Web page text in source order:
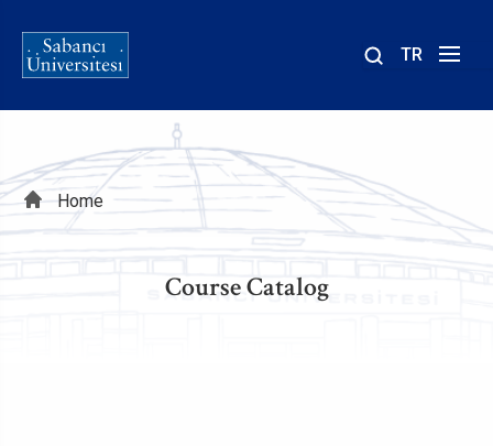
TR
Breadcrumb
Home
Course Catalog